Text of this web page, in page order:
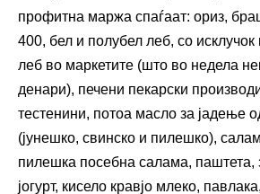
профитна маржа спаѓаат: ориз,
400, бел и полубел леб, со
леб во маркетите (што во недела
денари), печени пекарски
тестенини, потоа масло за јадење
(јунешко, свинско и пилешко),
пилешка посебна саламa, паштета,
јогурт, кисело кравјо млеко,